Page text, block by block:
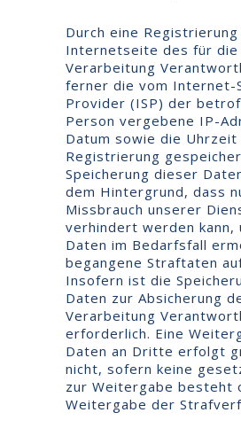
Durch eine
Internetseite des für die
Verarbeitung
ferner die vom Internet-
Provider (ISP) der
Person vergebene IP-
Datum sowie die
Registrierung
Speicherung dieser
dem Hintergrund, dass
Missbrauch unserer
verhindert werden kann,
Daten im Bedarfsfall
begangene Straftaten
Insofern ist die
Daten zur Absicherung
Verarbeitung
erforderlich. Eine
Daten an Dritte erfolgt
nicht, sofern keine
zur Weitergabe besteht
Weitergabe der